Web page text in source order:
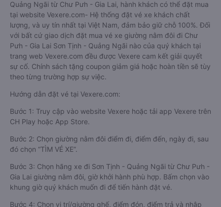
Quảng Ngãi từ Chư Pưh - Gia Lai, hành khách có thể đặt mua
tại website Vexere.com- Hệ thống đặt vé xe khách chất
lượng, và uy tín nhất tại Việt Nam, đảm bảo giữ chỗ 100%. Đối
với bất cứ giao dịch đặt mua vé xe giường nằm đôi đi Chư
Pưh - Gia Lai Sơn Tịnh - Quảng Ngãi nào của quý khách tại
trang web Vexere.com đều được Vexere cam kết giải quyết
sự cố. Chính sách tặng coupon giảm giá hoặc hoàn tiền sẽ tùy
theo từng trường hợp sự việc.
Hướng dẫn đặt vé tại Vexere.com:
Bước 1: Truy cập vào website Vexere hoặc tải app Vexere trên
CH Play hoặc App Store.
Bước 2: Chọn giường nằm đôi điểm đi, điểm đến, ngày đi, sau
đó chọn “TÌM VÉ XE”.
Bước 3: Chọn hãng xe đi Sơn Tịnh - Quảng Ngãi từ Chư Pưh -
Gia Lai giường nằm đôi, giờ khởi hành phù hợp. Bấm chọn vào
khung giờ quý khách muốn đi để tiến hành đặt vé.
Bước 4: Chọn vị trí/giường ghế, điểm đón, điểm trả và nhập